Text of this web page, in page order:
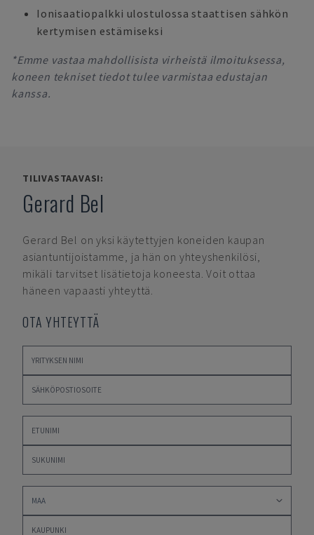
Ionisaatiopalkki ulostulossa staattisen sähkön
kertymisen estämiseksi
*Emme vastaa mahdollisista virheistä ilmoituksessa,
koneen tekniset tiedot tulee varmistaa edustajan
kanssa.
TILIVASTAAVASI:
Gerard Bel
Gerard Bel on yksi käytettyjen koneiden kaupan
asiantuntijoistamme, ja hän on yhteyshenkilösi,
mikäli tarvitset lisätietoja koneesta. Voit ottaa
häneen vapaasti yhteyttä.
OTA YHTEYTTÄ